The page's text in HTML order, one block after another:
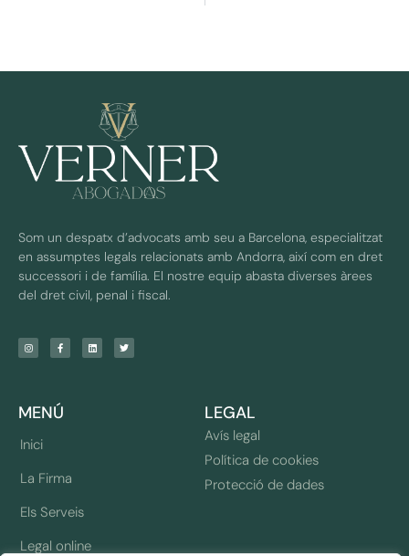
Som un despatx d’advocats amb seu a Barcelona, especialitzat
en assumptes legals relacionats amb Andorra, així com en dret
successori i de família. El nostre equip abasta diverses àrees
del dret civil, penal i fiscal.
MENÚ
Inici
La Firma
Els Serveis
Legal online
LEGAL
Avís legal
Política de cookies
Protecció de dades